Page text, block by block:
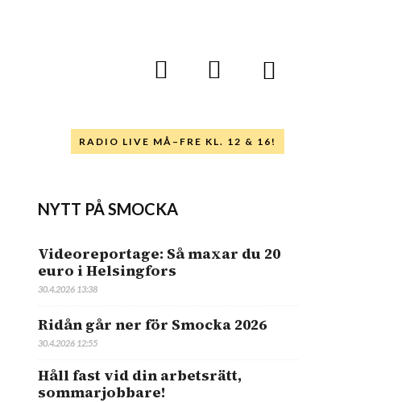
RADIO LIVE MÅ–FRE KL. 12 & 16!
NYTT PÅ SMOCKA
Videoreportage: Så maxar du 20
euro i Helsingfors
30.4.2026 13:38
Ridån går ner för Smocka 2026
30.4.2026 12:55
Håll fast vid din arbetsrätt,
sommarjobbare!